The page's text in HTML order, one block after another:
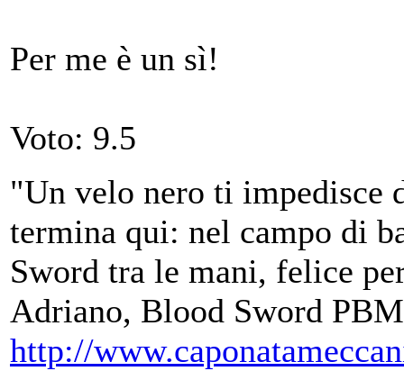
Per me è un sì!
Voto: 9.5
"Un velo nero ti impedisce
termina qui: nel campo di
Sword tra le mani, felice
Adriano, Blood Sword PBM
http://